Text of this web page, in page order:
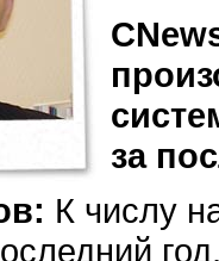
за
К числу